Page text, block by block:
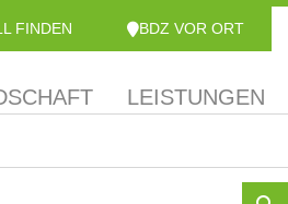
FINDEN BDZ VOR ORT
LEISTUNGEN